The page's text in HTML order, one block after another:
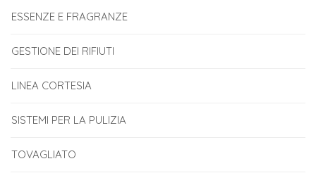
ESSENZE E FRAGRANZE
GESTIONE DEI RIFIUTI
LINEA CORTESIA
SISTEMI PER LA PULIZIA
TOVAGLIATO